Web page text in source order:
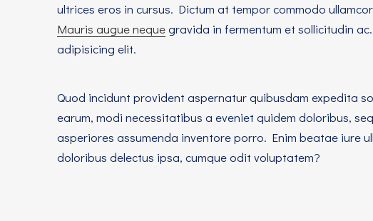
ultrices eros in cursus. Dictum at tempor commodo
Mauris augue nequegravida in fermentum et sollicitudin
adipisicing elit.
Quod incidunt provident aspernatur quibusdam expedita
earum, modi necessitatibus a eveniet quidem doloribus,
asperiores assumenda inventore porro. Enim beatae iure
doloribus delectus ipsa, cumque odit voluptatem?